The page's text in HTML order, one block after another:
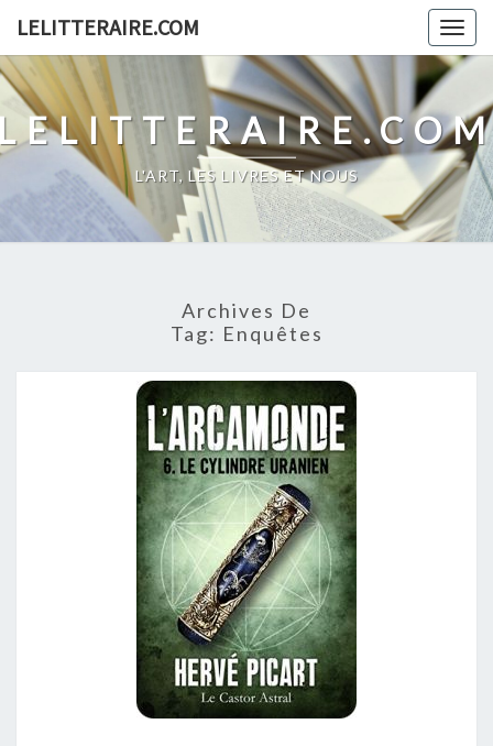
content
LELITTERAIRE.COM
L'ART, LES LIVRES ET NOUS
Archives De
Tag: Enquêtes